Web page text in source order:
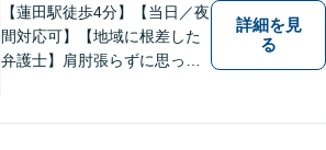
【蓮田駅徒歩4分】【当日／夜
間対応可】【地域に根差した
弁護士】肩肘張らずに思って
詳細を見
る